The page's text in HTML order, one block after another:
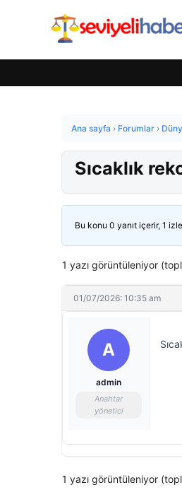
Ana sayfa › Forumlar ›
Sıcaklık
Bu konu 0 yanıt içerir, 1
1 yazı görüntüleniyor
01/07/2026: 10:35 am
A
admin
Anahtar
yönetici
1 yazı görüntüleniyor